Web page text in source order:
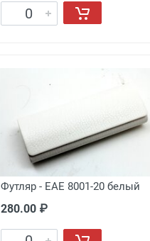
Футляр - EAE 8001-20 белый
280.00 ₽